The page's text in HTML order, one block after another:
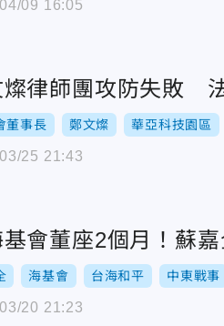
09 16:05
燦律師團攻防失敗
董事長 鄭文燦 華亞科技園區
25 21:43
會董座2個月！蘇
海基會 台海和平 中東戰事
20 21:23